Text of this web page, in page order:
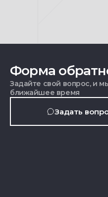
Форма
Задайте свой вопрос, и
ближайшее время
Задать